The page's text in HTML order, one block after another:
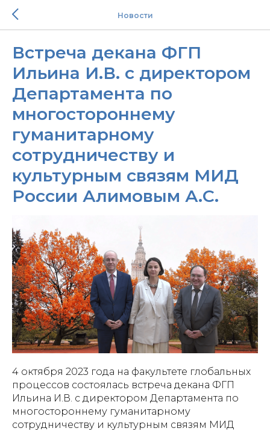
Новости
Встреча декана ФГП
Ильина И.В. с директором
Департамента по
многостороннему
гуманитарному
сотрудничеству и
культурным связям МИД
России Алимовым А.С.
4 октября 2023 года на факультете глобальных
процессов состоялась встреча декана ФГП
Ильина И.В. с директором Департамента по
многостороннему гуманитарному
сотрудничеству и культурным связям МИД